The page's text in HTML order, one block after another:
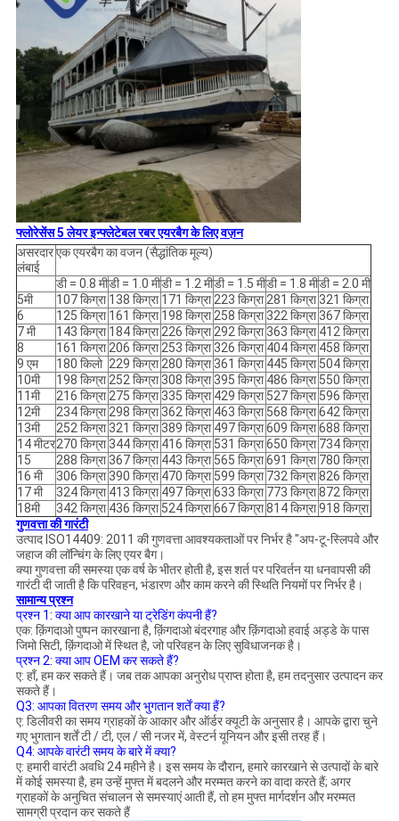
फ्लोरेसेंस 5 लेयर इन्फ्लेटेबल रबर एयरबैग के लिए वज़न
असरदार
लंबाई
एक एयरबैग का वजन (सैद्धांतिक मूल्य)
डी = 0.8 मीडी = 1.0 मीडी = 1.2 मीडी = 1.5 मीडी = 1.8 मीडी = 2.0 मी
5मी
107 किग्रा 138 किग्रा 171 किग्रा223 किग्रा281 किग्रा 321 किग्रा
6
125 किग्रा 161 किग्रा 198 किग्रा258 किग्रा 322 किग्रा 367 किग्रा
7 मी
143 किग्रा 184 किग्रा226 किग्रा292 किग्रा 363 किग्रा 412 किग्रा
8
161 किग्रा206 किग्रा253 किग्रा 326 किग्रा 404 किग्रा 458 किग्रा
9 एम
180 किलो 229 किग्रा280 किग्रा 361 किग्रा 445 किग्रा 504 किग्रा
10मी
198 किग्रा252 किग्रा 308 किग्रा 395 किग्रा 486 किग्रा 550 किग्रा
11मी
216 किग्रा275 किग्रा 335 किग्रा 429 किग्रा 527 किग्रा 596 किग्रा
12मी
234 किग्रा298 किग्रा 362 किग्रा 463 किग्रा 568 किग्रा642 किग्रा
13मी
252 किग्रा 321 किग्रा 389 किग्रा 497 किग्रा609 किग्रा688 किग्रा
14 मीटर270 किग्रा 344 किग्रा 416 किग्रा 531 किग्रा650 किग्रा 734 किग्रा
15
288 किग्रा 367 किग्रा 443 किग्रा 565 किग्रा691 किग्रा 780 किग्रा
16 मी
306 किग्रा 390 किग्रा 470 किग्रा 599 किग्रा 732 किग्रा826 किग्रा
17 मी
324 किग्रा 413 किग्रा 497 किग्रा633 किग्रा 773 किग्रा872 किग्रा
18मी
342 किग्रा 436 किग्रा 524 किग्रा667 किग्रा814 किग्रा918 किग्रा
गुणवत्ता की गारंटी
उत्पाद ISO14409: 2011 की गुणवत्ता आवश्यकताओं पर निर्भर है "अप-टू-स्लिपवे और
जहाज की लॉन्चिंग के लिए एयर बैग।
क्या गुणवत्ता की समस्या एक वर्ष के भीतर होती है, इस शर्त पर परिवर्तन या धनवापसी की
गारंटी दी जाती है कि परिवहन, भंडारण और काम करने की स्थिति नियमों पर निर्भर है।
सामान्य प्रश्न
प्रश्न 1: क्या आप कारखाने या ट्रेडिंग कंपनी हैं?
एक: क़िंगदाओ पुष्पन कारखाना है, क़िंगदाओ बंदरगाह और क़िंगदाओ हवाई अड्डे के पास
जिमो सिटी, क़िंगदाओ में स्थित है, जो परिवहन के लिए सुविधाजनक है।
प्रश्न 2: क्या आप OEM कर सकते हैं?
ए: हाँ, हम कर सकते हैं। जब तक आपका अनुरोध प्राप्त होता है, हम तदनुसार उत्पादन कर
सकते हैं।
Q3: आपका वितरण समय और भुगतान शर्तें क्या हैं?
ए: डिलीवरी का समय ग्राहकों के आकार और ऑर्डर क्यूटी के अनुसार है। आपके द्वारा चुने
गए भुगतान शर्तें टी / टी, एल / सी नजर में, वेस्टर्न यूनियन और इसी तरह हैं।
Q4: आपके वारंटी समय के बारे में क्या?
ए: हमारी वारंटी अवधि 24 महीने है। इस समय के दौरान, हमारे कारखाने से उत्पादों के बारे
में कोई समस्या है, हम उन्हें मुफ्त में बदलने और मरम्मत करने का वादा करते हैं; अगर
ग्राहकों के अनुचित संचालन से समस्याएं आती हैं, तो हम मुफ्त मार्गदर्शन और मरम्मत
सामग्री प्रदान कर सकते हैं